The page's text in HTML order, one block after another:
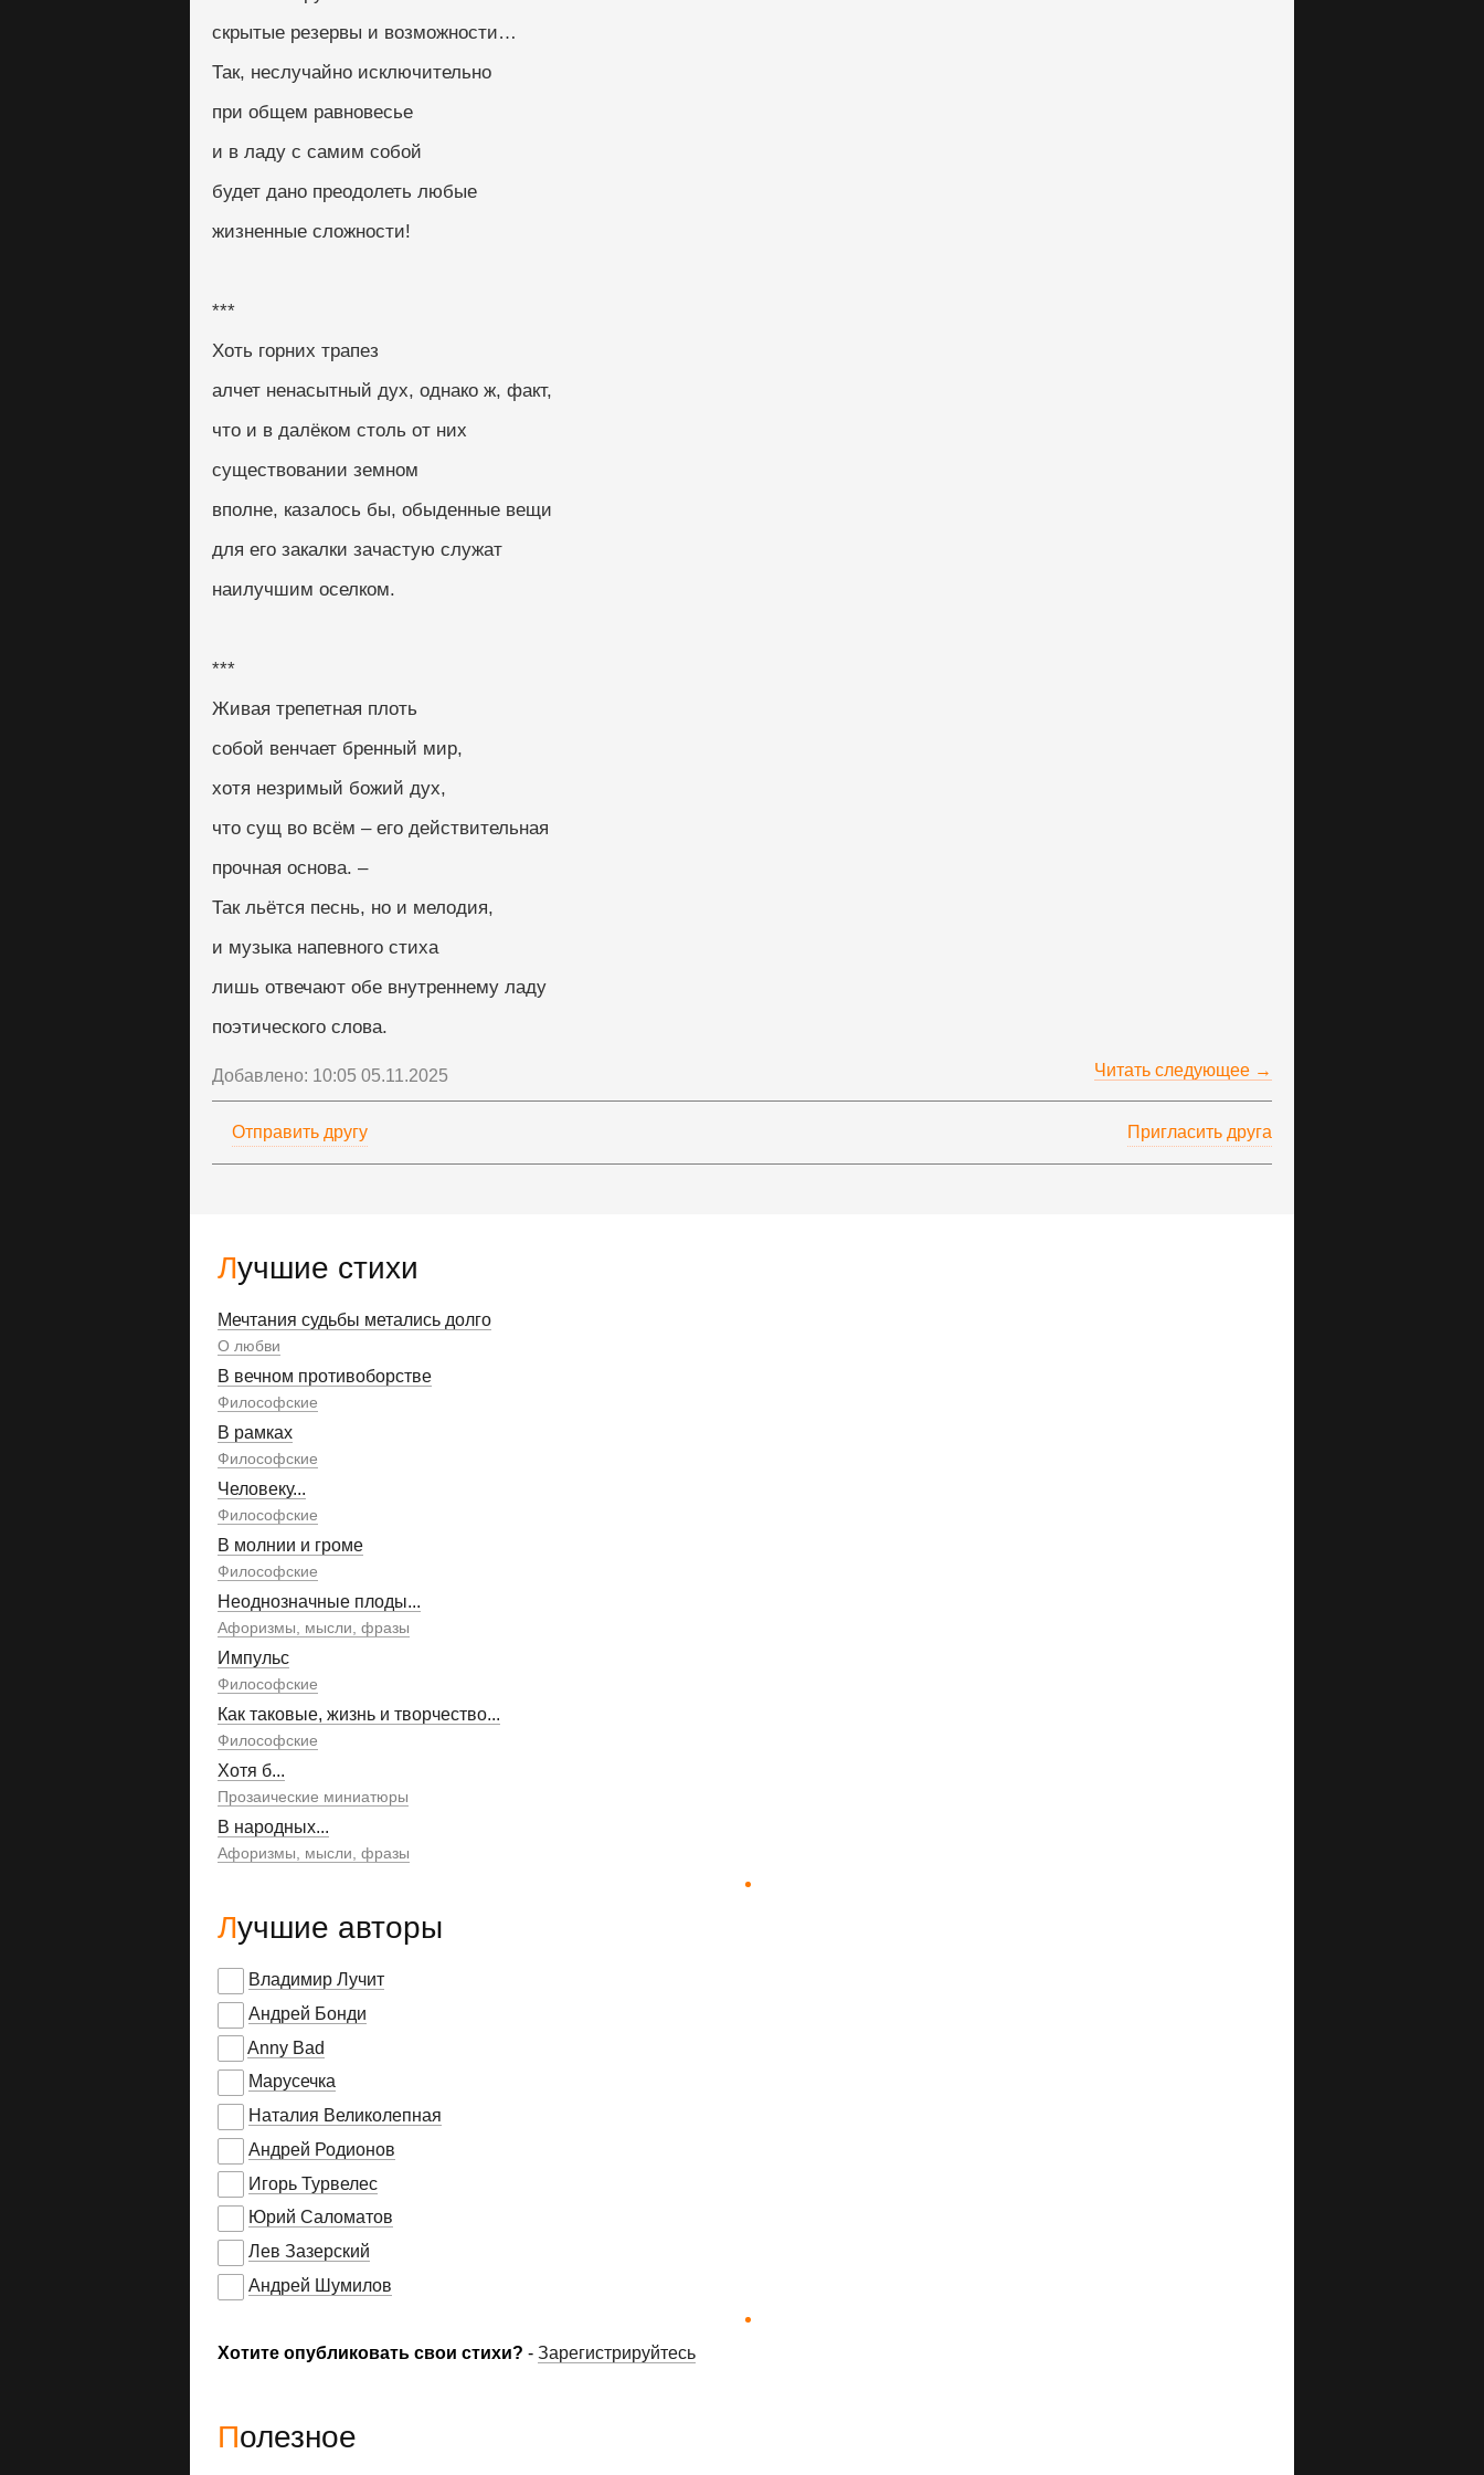
Лучшие стихи
Мечтания судьбы метались долго
О любви
В вечном противоборстве
Философские
В рамках
Философские
Человеку...
Философские
В молнии и громе
Философские
Неоднозначные плоды...
Афоризмы, мысли, фразы
Импульс
Философские
Как таковые, жизнь и творчество...
Философские
Хотя б...
Прозаические миниатюры
В народных...
Афоризмы, мысли, фразы
Лучшие авторы
Владимир Лучит
Андрей Бонди
Anny Bad
Марусечка
Наталия Великолепная
Андрей Родионов
Игорь Турвелес
Юрий Саломатов
Лев Зазерский
Андрей Шумилов
Хотите опубликовать свои стихи? - Зарегистрируйтесь
скрытые резервы и возможности…
Так, неслучайно исключительно
при общем равновесье
и в ладу с самим собой
будет дано преодолеть любые
жизненные сложности!
***
Хоть горних трапез
алчет ненасытный дух, однако ж, факт,
что и в далёком столь от них
существовании земном
вполне, казалось бы, обыденные вещи
для его закалки зачастую служат
наилучшим оселком.
***
Живая трепетная плоть
собой венчает бренный мир,
хотя незримый божий дух,
что сущ во всём – его действительная
прочная основа. –
Так льётся песнь, но и мелодия,
и музыка напевного стиха
лишь отвечают обе внутреннему ладу
поэтического слова.
Добавлено: 10:05 05.11.2025 Читать следующее →
Отправить другу Пригласить друга
Полезное